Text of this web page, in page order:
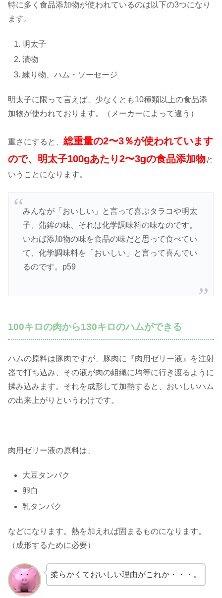
特に多く食品添加物が使われているのは以下の3つになり
ます。
明太子
漬物
練り物、ハム・ソーセージ
明太子に限って言えば、少なくとも10種類以上の食品添
加物が使われております。（メーカーによって違う）
重さにすると、 総重量の2〜3％が使われています
ので、明太子100gあたり2〜3gの食品添加物と
いうことになります。
みんなが「おいしい」と言って喜ぶタラコや明太
子、蒲鉾の味、それは化学調味料の味なのです。
いわば添加物の味を食品の味だと思って食べてい
て、化学調味料を「おいしい」と言って喜んでい
るのです。p59
100キロの肉から130キロのハムができる
ハムの原料は豚肉ですが、豚肉に『肉用ゼリー液』を注射
器で打ち込み、その液が肉の組織に均等に行き渡るように
揉み込みます。それを成形して加熱すると、おいしいハム
の出来上がりというわけです。
肉用ゼリー液の原料は、
大豆タンパク
卵白
乳タンパク
などになります。熱を加えれば固まるものになります。
（成形するために必要）
柔らかくておいしい理由がこれか・・・。